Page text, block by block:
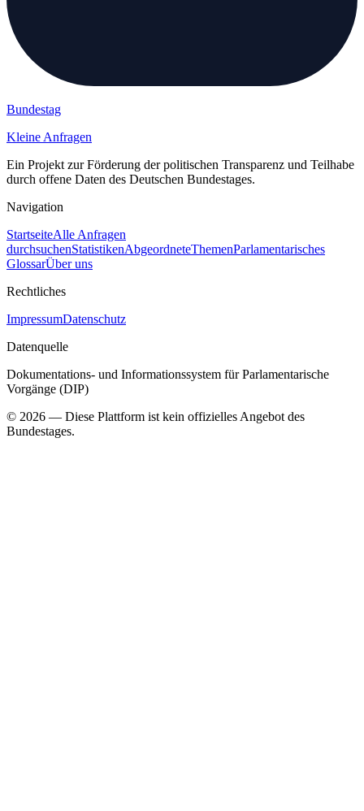
Bundestag
Kleine Anfragen
Ein Projekt zur Förderung der politischen Transparenz und Teilhabe
durch offene Daten des Deutschen Bundestages.
Navigation
StartseiteAlle Anfragen
durchsuchenStatistikenAbgeordneteThemenParlamentarisches
GlossarÜber uns
Rechtliches
ImpressumDatenschutz
Datenquelle
Dokumentations- und Informationssystem für Parlamentarische
Vorgänge (DIP)
© 2026 — Diese Plattform ist kein offizielles Angebot des
Bundestages.